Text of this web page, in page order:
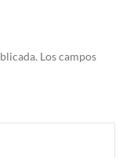
Los campos